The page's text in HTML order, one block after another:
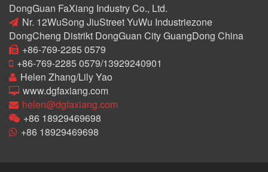
DongGuan FaXiang Industry Co., Ltd.
Nr. 12WuSong JiuStreet YuWu Industriezone
DongCheng Distrikt DongGuan City GuangDong China
+86-769-2285 0579
+86-769-2285 0579/13929240901
Helen Zhang/Lily Yao
www.dgfaxiang.com
helen@dgfaxiang.com
+86 18929469698
+86 18929469698